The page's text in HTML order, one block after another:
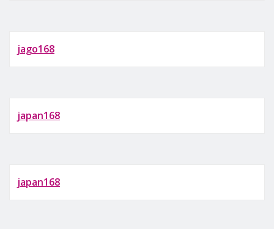
jago168
japan168
japan168